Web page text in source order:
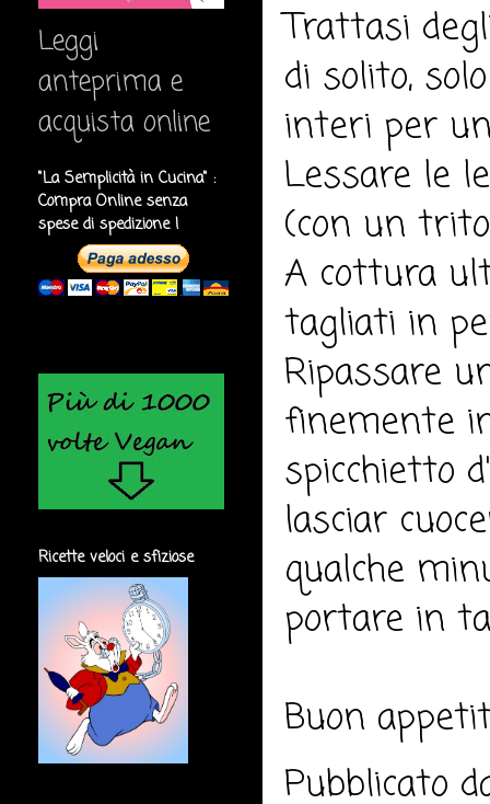
Trattasi
di solito,
interi per
Lessare le
(con un
A cottura
tagliati in
Ripassare
finemente
spicchietto
lasciar
qualche
portare in
Buon
Pubblicato
Leggi
anteprima e
acquista online
"La Semplicità in Cucina" :
Compra Online senza
spese di spedizione !
Ricette veloci e sfiziose